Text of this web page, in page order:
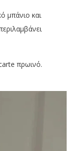
μπάνιο και
πρωινό.